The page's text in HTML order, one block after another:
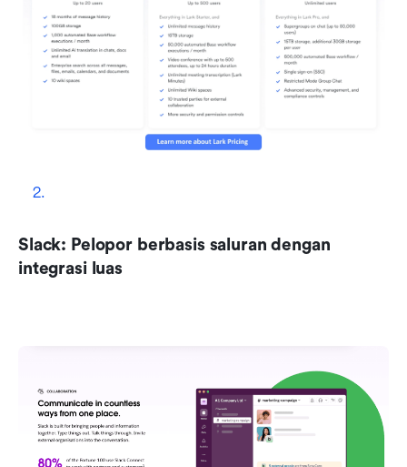
Slack: Pelopor berbasis saluran dengan
integrasi luas